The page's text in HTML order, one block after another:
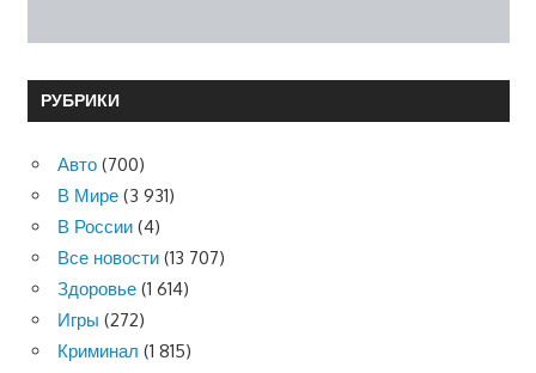
РУБРИКИ
Авто (700)
В Мире (3 931)
В России (4)
Все новости (13 707)
Здоровье (1 614)
Игры (272)
Криминал (1 815)